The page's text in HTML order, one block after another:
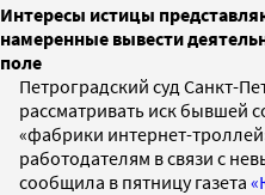
Интересы истицы
намеренные вывести
поле
Петроградский суд Санкт-
рассматривать иск бывшей
«фабрики интернет-
работодателям в связи с
сообщила в пятницу газета